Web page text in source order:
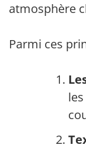
atmosphère
Parmi ces